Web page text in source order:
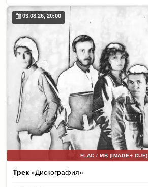
03.08.26, 20:00
FLAC / MB (IMAGE+.CUE)
Трек «Дискография»